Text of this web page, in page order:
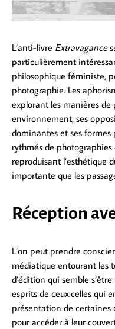
L’anti-livre Extravagance
particulièrement
philosophique féministe,
photographie. Les
explorant les manières de
environnement, ses
dominantes et ses formes
rythmés de
reproduisant l’esthétique
importante que les
Réception
L’on peut prendre
médiatique entourant les
d’édition qui semble
esprits de ceux.celles qui
présentation de certaines
pour accéder à leur